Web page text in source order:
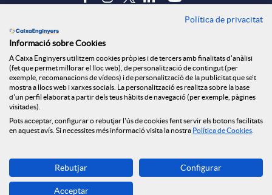
Política de cookies
Avís legal
Seguretat Online
Canal denúncies
Descarrega-la ara
Banca MOBILE
Política de privacitat
Informació sobre Cookies
A Caixa Enginyers utilitzem cookies pròpies i de tercers amb finalitats d'anàlisi
(fet que permet millorar el lloc web), de personalització de contingut (per
exemple, recomanacions de vídeos) i de personalització de la publicitat que se't
mostra a llocs web i xarxes socials. La personalització es realitza sobre la base
d'un perfil elaborat a partir dels teus hàbits de navegació (per exemple, pàgines
visitades).
Pots acceptar, configurar o rebutjar l'ús de cookies fent servir els botons facilitats
en aquest avís. Si necessites més informació visita la nostra Política de Cookies
Rebutjar Configurar
Acceptar